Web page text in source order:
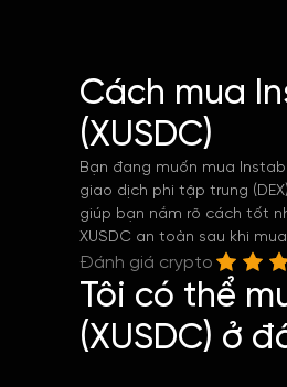
Cách mua
(XUSDC)
Bạn đang muốn mua
giao dịch phi tập trung
giúp bạn nắm rõ cách tốt
XUSDC an toàn sau khi
Đánh giá crypto
Tôi có thể
(XUSDC) ở